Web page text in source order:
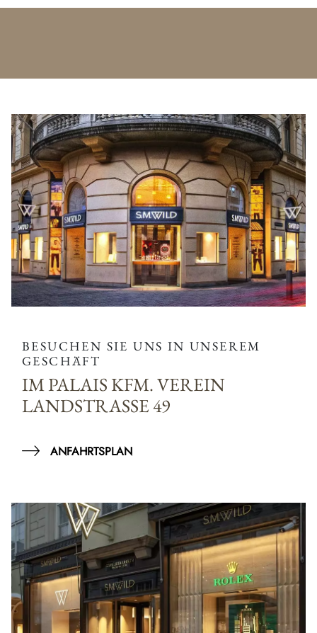
BESUCHEN SIE UNS IN UNSEREM
GESCHÄFT
IM PALAIS KFM. VEREIN
LANDSTRASSE 49
ANFAHRTSPLAN